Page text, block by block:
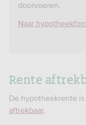
doorvoeren.
Naar
Rente
De hypotheekrente
aftrekbaar.